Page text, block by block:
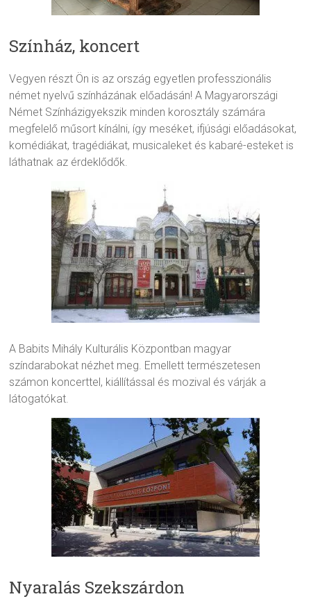
Színház, koncert
Vegyen részt Ön is az ország egyetlen professzionális
német nyelvű színházának előadásán! A Magyarországi
Német Színházigyekszik minden korosztály számára
megfelelő műsort kínálni, így meséket, ifjúsági előadásokat,
komédiákat, tragédiákat, musicaleket és kabaré-esteket is
láthatnak az érdeklődők.
A Babits Mihály Kulturális Központban magyar
színdarabokat nézhet meg. Emellett természetesen
számon koncerttel, kiállítással és mozival és várják a
látogatókat.
Nyaralás Szekszárdon